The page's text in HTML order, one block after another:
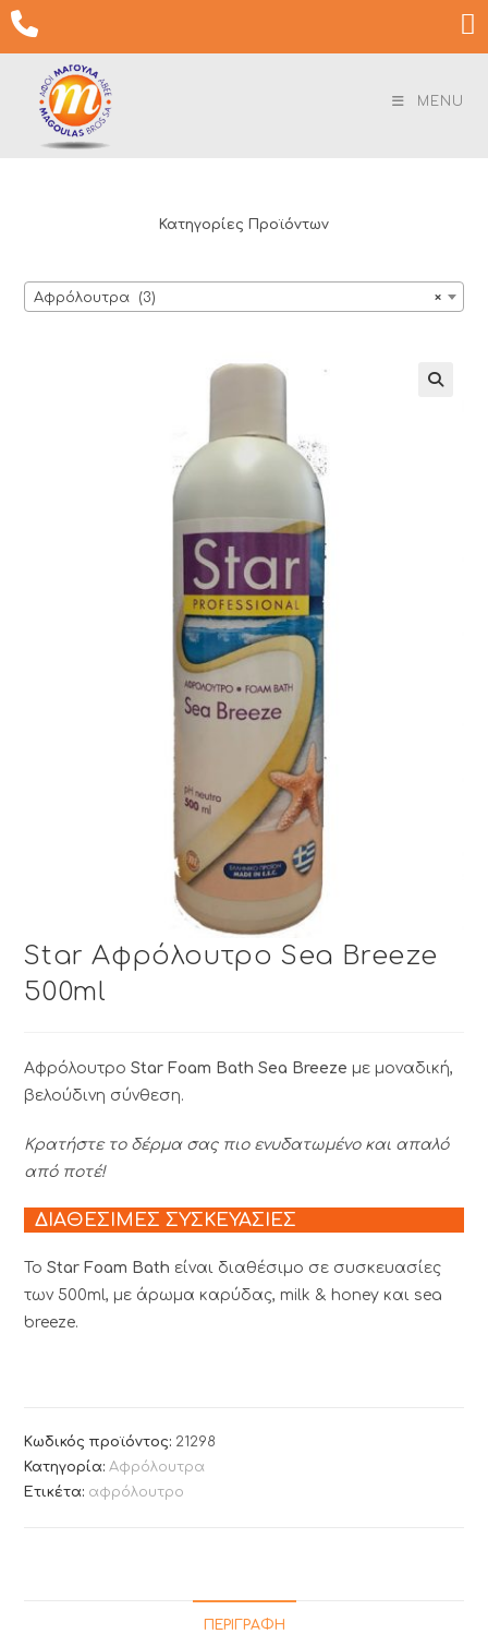
Skip
content

MENU
Κατηγορίες Προϊόντων
×
Αφρόλουτρα (3)
Star Αφρόλουτρο Sea Breeze
500ml
ΑφρόλουτροStar Foam Bath Sea Breeze με μοναδική,
βελούδινη σύνθεση.
Κρατήστε το δέρμα σας πιο ενυδατωμένο και απαλό
από ποτέ!
ΔΙΑΘΕΣΙΜΕΣ ΣΥΣΚΕΥΑΣΙΕΣ
ΤοStar Foam Bath είναι διαθέσιμο σε συσκευασίες
των 500ml, με άρωμα καρύδας, milk & honey και sea
breeze.
Κωδικός προϊόντος: 21298
Κατηγορία:Αφρόλουτρα
Ετικέτα: αφρόλουτρο
ΠΕΡΙΓΡΑΦΉ